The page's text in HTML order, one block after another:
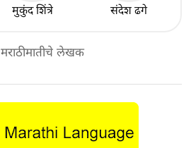
मुकुंद शिंत्रे संदेश ढगे
मराठीमातीचे लेखक